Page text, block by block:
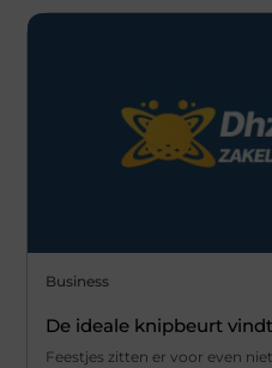
Business
De ideale knipbeurt
Feestjes zitten er voor even